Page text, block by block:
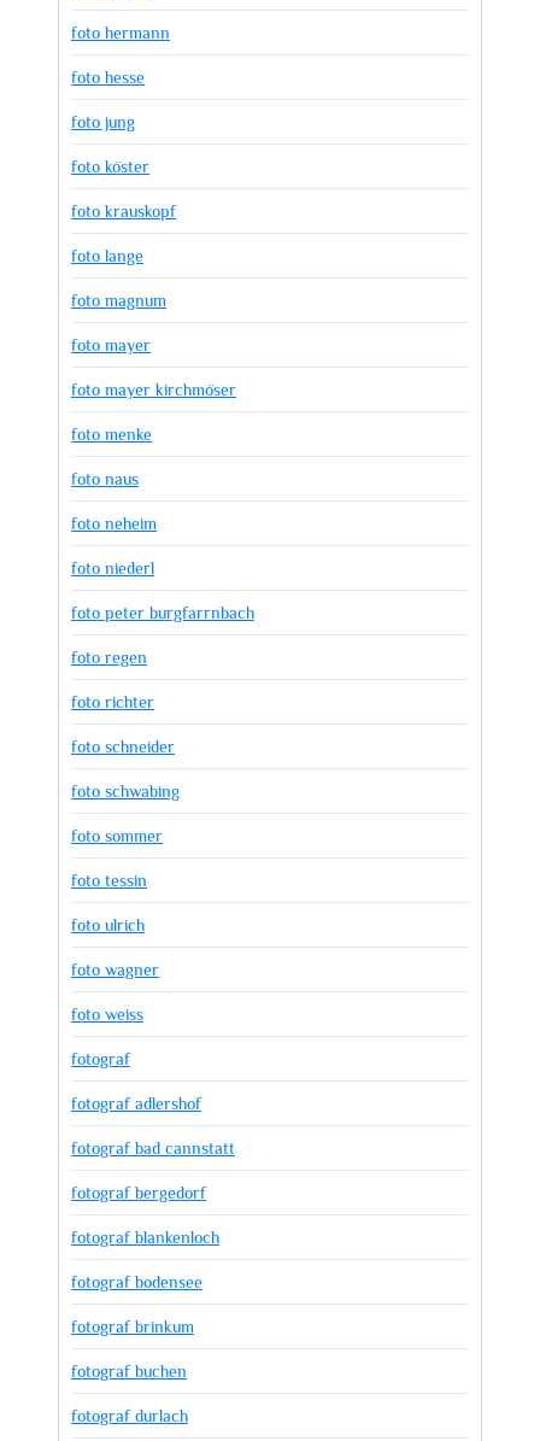
foto hermann
foto hesse
foto jung
foto köster
foto krauskopf
foto lange
foto magnum
foto mayer
foto mayer kirchmöser
foto menke
foto naus
foto neheim
foto niederl
foto peter burgfarrnbach
foto regen
foto richter
foto schneider
foto schwabing
foto sommer
foto tessin
foto ulrich
foto wagner
foto weiss
fotograf
fotograf adlershof
fotograf bad cannstatt
fotograf bergedorf
fotograf blankenloch
fotograf bodensee
fotograf brinkum
fotograf buchen
fotograf durlach